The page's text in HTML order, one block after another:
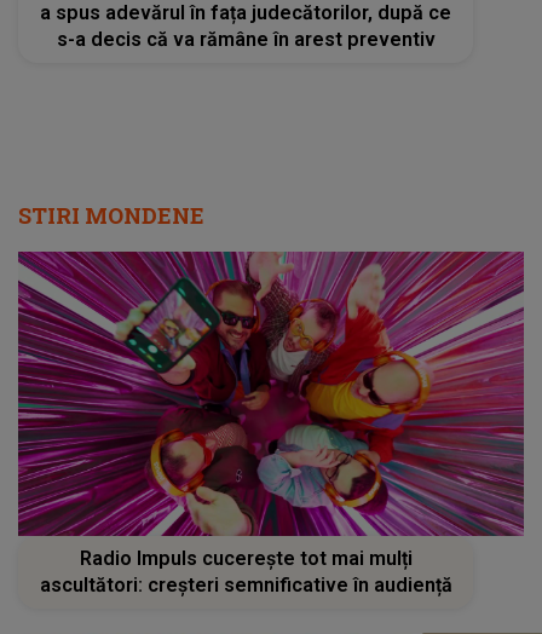
a spus adevărul în fața judecătorilor, după ce
s-a decis că va rămâne în arest preventiv
STIRI MONDENE
Radio Impuls cucerește tot mai mulți
ascultători: creșteri semnificative în audiență